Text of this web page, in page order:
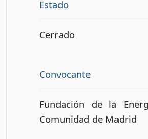
Estado
Cerrado
Convocante
Fundación de la
Comunidad de Madrid